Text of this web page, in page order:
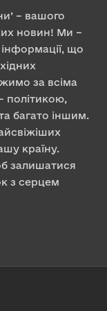
– вашого
новин! Ми –
що
за всіма
політикою,
багато іншим.
країну.
залишатися
з серцем